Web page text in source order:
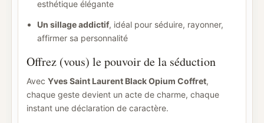
esthétique élégante
Un sillage addictif, idéal pour séduire, rayonner,
affirmer sa personnalité
Offrez (vous) le pouvoir de la séduction
Avec Yves Saint Laurent Black Opium Coffret,
chaque geste devient un acte de charme, chaque
instant une déclaration de caractère.